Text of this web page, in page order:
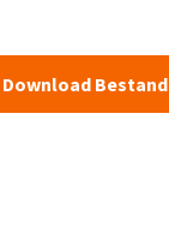
Download Bestand